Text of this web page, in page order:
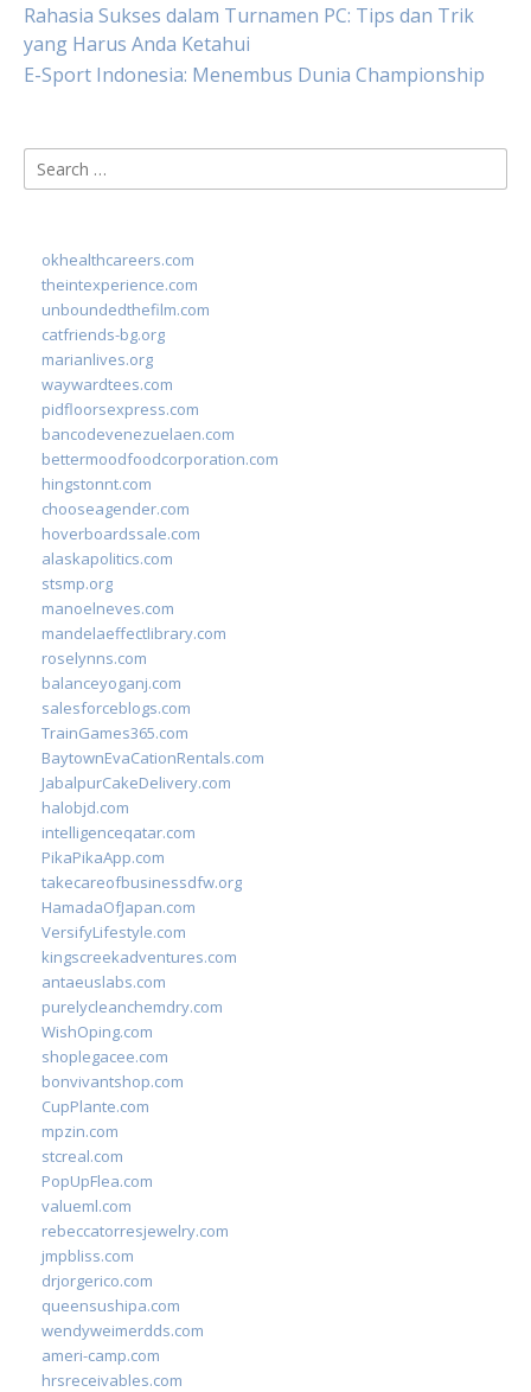
Rahasia Sukses dalam Turnamen PC: Tips dan Trik
yang Harus Anda Ketahui
E-Sport Indonesia: Menembus Dunia Championship
Search
for:
okhealthcareers.com
theintexperience.com
unboundedthefilm.com
catfriends-bg.org
marianlives.org
waywardtees.com
pidfloorsexpress.com
bancodevenezuelaen.com
bettermoodfoodcorporation.com
hingstonnt.com
chooseagender.com
hoverboardssale.com
alaskapolitics.com
stsmp.org
manoelneves.com
mandelaeffectlibrary.com
roselynns.com
balanceyoganj.com
salesforceblogs.com
TrainGames365.com
BaytownEvaCationRentals.com
JabalpurCakeDelivery.com
halobjd.com
intelligenceqatar.com
PikaPikaApp.com
takecareofbusinessdfw.org
HamadaOfJapan.com
VersifyLifestyle.com
kingscreekadventures.com
antaeuslabs.com
purelycleanchemdry.com
WishOping.com
shoplegacee.com
bonvivantshop.com
CupPlante.com
mpzin.com
stcreal.com
PopUpFlea.com
valueml.com
rebeccatorresjewelry.com
jmpbliss.com
drjorgerico.com
queensushipa.com
wendyweimerdds.com
ameri-camp.com
hrsreceivables.com